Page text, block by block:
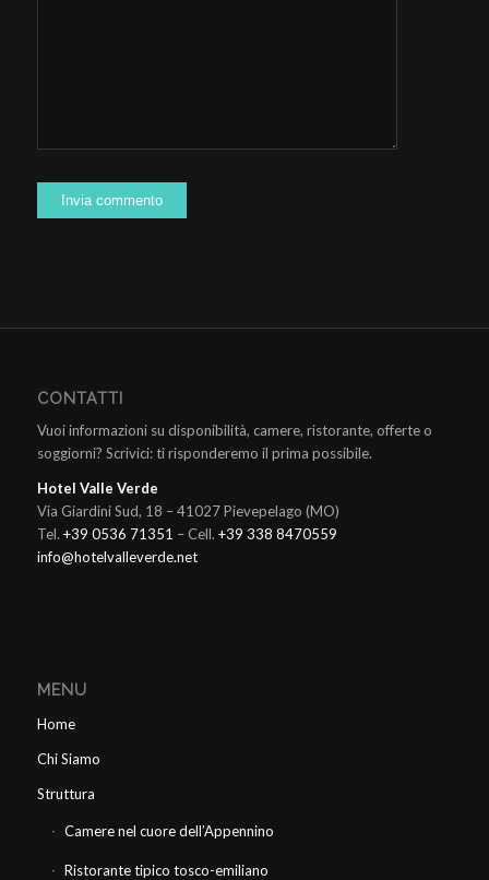
CONTATTI
Vuoi informazioni su disponibilità, camere, ristorante, offerte o
soggiorni? Scrivici: ti risponderemo il prima possibile.
Hotel Valle Verde
Via Giardini Sud, 18 – 41027 Pievepelago (MO)
Tel. +39 0536 71351 – Cell. +39 338 8470559
info@hotelvalleverde.net
MENU
Home
Chi Siamo
Struttura
Camere nel cuore dell’Appennino
Ristorante tipico tosco-emiliano